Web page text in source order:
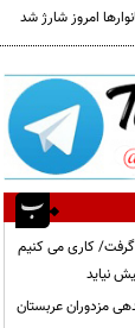
امروز شارژ شد
گرفت/ کاری می کنیم
نیاید
مزدوران عربستان